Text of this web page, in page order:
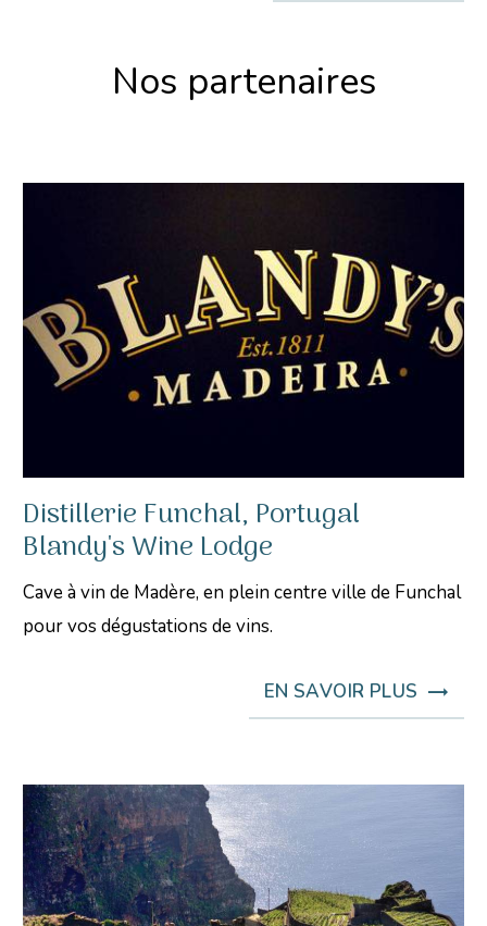
Nos partenaires
Distillerie Funchal, Portugal
Blandy's Wine Lodge
Cave à vin de Madère, en plein centre ville de Funchal
pour vos dégustations de vins.
EN SAVOIR PLUS